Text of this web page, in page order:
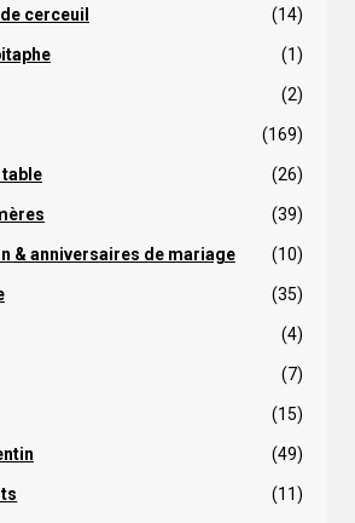
cerceuil (14)
(1)
(2)
(169)
table (26)
(39)
& anniversaires de mariage (10)
(35)
(4)
(7)
(15)
(49)
(11)